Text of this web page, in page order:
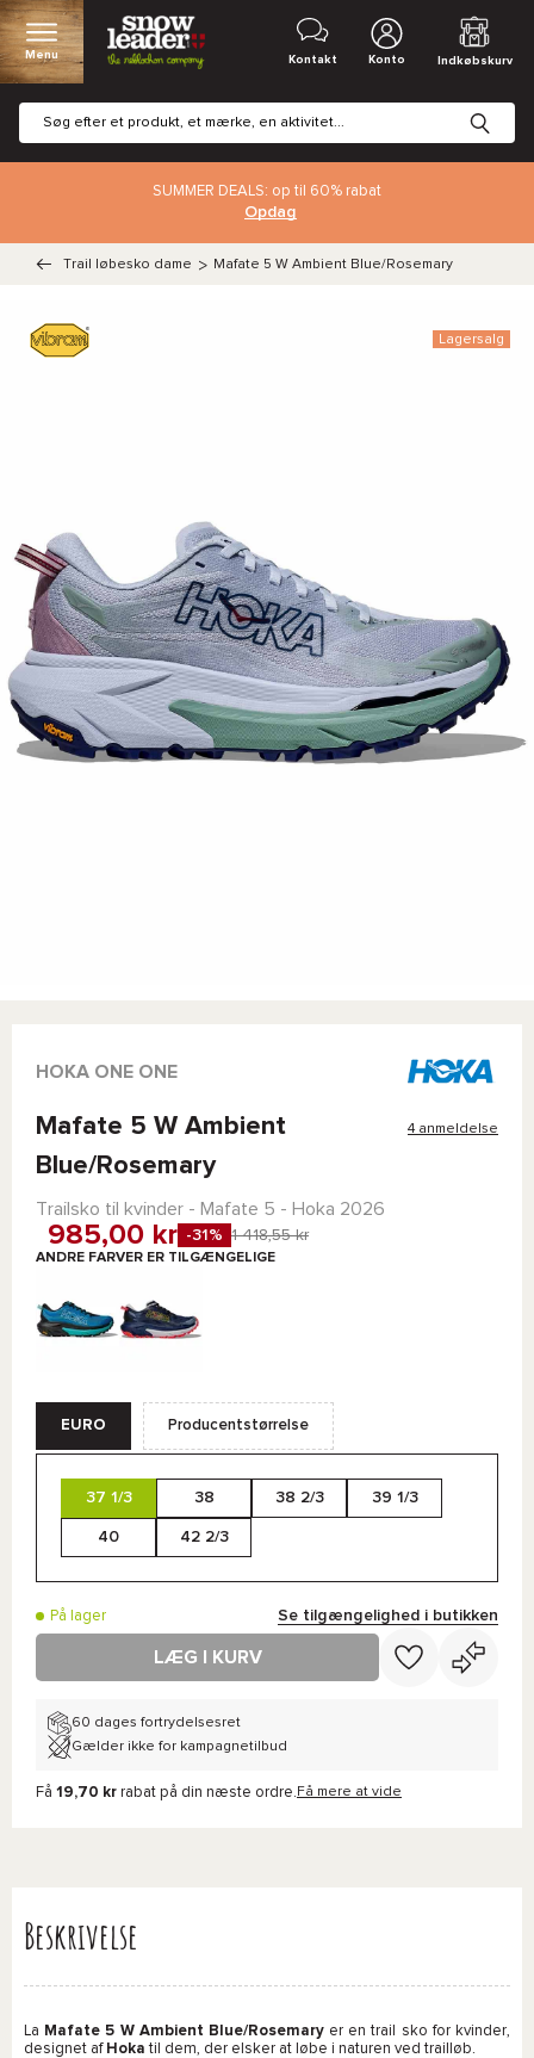
Menu Kontakt Konto Indkøbskurv
SUMMER DEALS: op til 60% rabat
Opdag
Trail løbesko dame > Mafate 5 W Ambient Blue/Rosemary
Lagersalg
HOKA ONE ONE
Mafate 5 W Ambient
Blue/Rosemary
4 anmeldelse
Trailsko til kvinder - Mafate 5 - Hoka 2026
985,00 kr -31% 1 418,55 kr
ANDRE FARVER ER TILGÆNGELIGE
EURO Producentstørrelse
37 1/3 38 38 2/3 39 1/3
40 42 2/3
På lager Se tilgængelighed i butikken
LÆG I KURV
60 dages fortrydelsesret
Gælder ikke for kampagnetilbud
Få 19,70 kr rabat på din næste ordre. Få mere at vide
Beskrivelse
La Mafate 5 W Ambient Blue/Rosemaryer en trail sko for kvinder,
designet af Hoka til dem, der elsker at løbe i naturen ved trailløb.